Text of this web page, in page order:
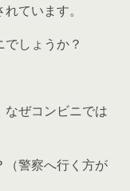
ています。
しょうか？
なぜコンビニでは
（警察へ行く方が